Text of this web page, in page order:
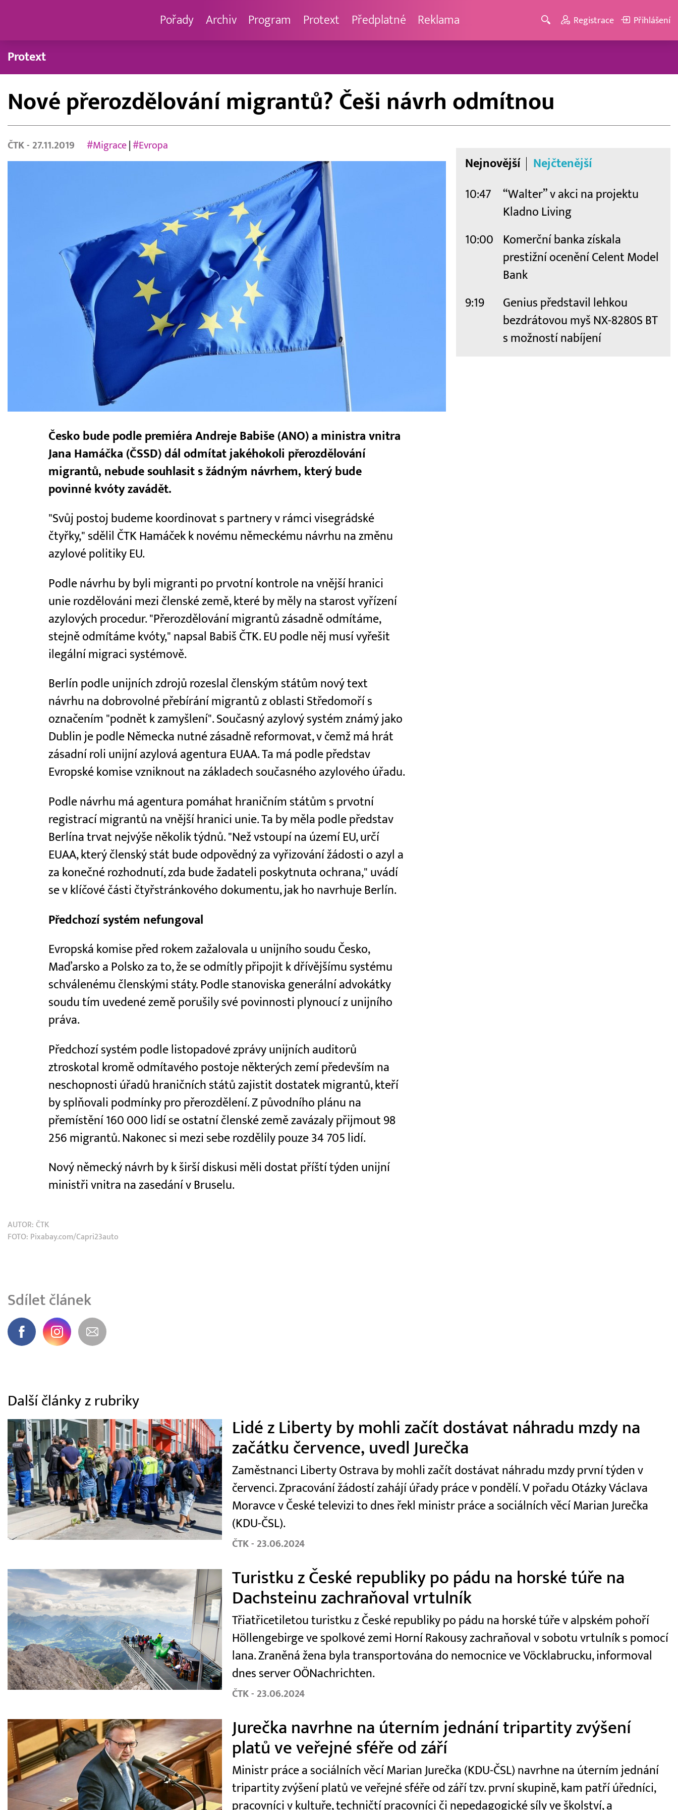
Pořady Archiv Program Protext Předplatné Reklama Registrace Přihlášení
Protext
Nové přerozdělování migrantů? Češi návrh odmítnou
ČTK - 27.11.2019 #Migrace| #Evropa
Česko bude podle premiéra Andreje Babiše (ANO) a ministra vnitra
Jana Hamáčka (ČSSD) dál odmítat jakéhokoli přerozdělování
migrantů, nebude souhlasit s žádným návrhem, který bude
povinné kvóty zavádět.
"Svůj postoj budeme koordinovat s partnery v rámci visegrádské
čtyřky," sdělil ČTK Hamáček k novému německému návrhu na změnu
azylové politiky EU.
Podle návrhu by byli migranti po prvotní kontrole na vnější hranici
unie rozdělováni mezi členské země, které by měly na starost vyřízení
azylových procedur. "Přerozdělování migrantů zásadně odmítáme,
stejně odmítáme kvóty," napsal Babiš ČTK. EU podle něj musí vyřešit
ilegální migraci systémově.
Berlín podle unijních zdrojů rozeslal členským státům nový text
návrhu na dobrovolné přebírání migrantů z oblasti Středomoří s
označením "podnět k zamyšlení". Současný azylový systém známý jako
Dublin je podle Německa nutné zásadně reformovat, v čemž má hrát
zásadní roli unijní azylová agentura EUAA. Ta má podle představ
Evropské komise vzniknout na základech současného azylového úřadu.
Podle návrhu má agentura pomáhat hraničním státům s prvotní
registrací migrantů na vnější hranici unie. Ta by měla podle představ
Berlína trvat nejvýše několik týdnů. "Než vstoupí na území EU, určí
EUAA, který členský stát bude odpovědný za vyřizování žádosti o azyl a
za konečné rozhodnutí, zda bude žadateli poskytnuta ochrana," uvádí
se v klíčové části čtyřstránkového dokumentu, jak ho navrhuje Berlín.
Předchozí systém nefungoval
Evropská komise před rokem zažalovala u unijního soudu Česko,
Maďarsko a Polsko za to, že se odmítly připojit k dřívějšímu systému
schválenému členskými státy. Podle stanoviska generální advokátky
soudu tím uvedené země porušily své povinnosti plynoucí z unijního
práva.
Předchozí systém podle listopadové zprávy unijních auditorů
ztroskotal kromě odmítavého postoje některých zemí především na
neschopnosti úřadů hraničních států zajistit dostatek migrantů, kteří
by splňovali podmínky pro přerozdělení. Z původního plánu na
přemístění 160 000 lidí se ostatní členské země zavázaly přijmout 98
256 migrantů. Nakonec si mezi sebe rozdělily pouze 34 705 lidí.
Nový německý návrh by k širší diskusi měli dostat příští týden unijní
ministři vnitra na zasedání v Bruselu.
AUTOR: ČTK
FOTO: Pixabay.com/Capri23auto
Sdílet článek
Nejnovější Nejčtenější
10:47
“Walter” v akci na projektu
Kladno Living
10:00
Komerční banka získala
prestižní ocenění Celent Model
Bank
9:19
Genius představil lehkou
bezdrátovou myš NX-8280S BT
s možností nabíjení
Další články z rubriky
Lidé z Liberty by mohli začít dostávat náhradu mzdy na
začátku července, uvedl Jurečka
Zaměstnanci Liberty Ostrava by mohli začít dostávat náhradu mzdy první týden v
červenci. Zpracování žádostí zahájí úřady práce v pondělí. V pořadu Otázky Václava
Moravce v České televizi to dnes řekl ministr práce a sociálních věcí Marian Jurečka
(KDU-ČSL).
ČTK - 23.06.2024
Turistku z České republiky po pádu na horské túře na
Dachsteinu zachraňoval vrtulník
Třiatřicetiletou turistku z České republiky po pádu na horské túře v alpském pohoří
Höllengebirge ve spolkové zemi Horní Rakousy zachraňoval v sobotu vrtulník s pomocí
lana. Zraněná žena byla transportována do nemocnice ve Vöcklabrucku, informoval
dnes server OÖNachrichten.
ČTK - 23.06.2024
Jurečka navrhne na úterním jednání tripartity zvýšení
platů ve veřejné sféře od září
Ministr práce a sociálních věcí Marian Jurečka (KDU-ČSL) navrhne na úterním jednání
tripartity zvýšení platů ve veřejné sféře od září tzv. první skupině, kam patří úředníci,
pracovníci v kultuře, techničtí pracovníci či nepedagogické síly ve školství, a